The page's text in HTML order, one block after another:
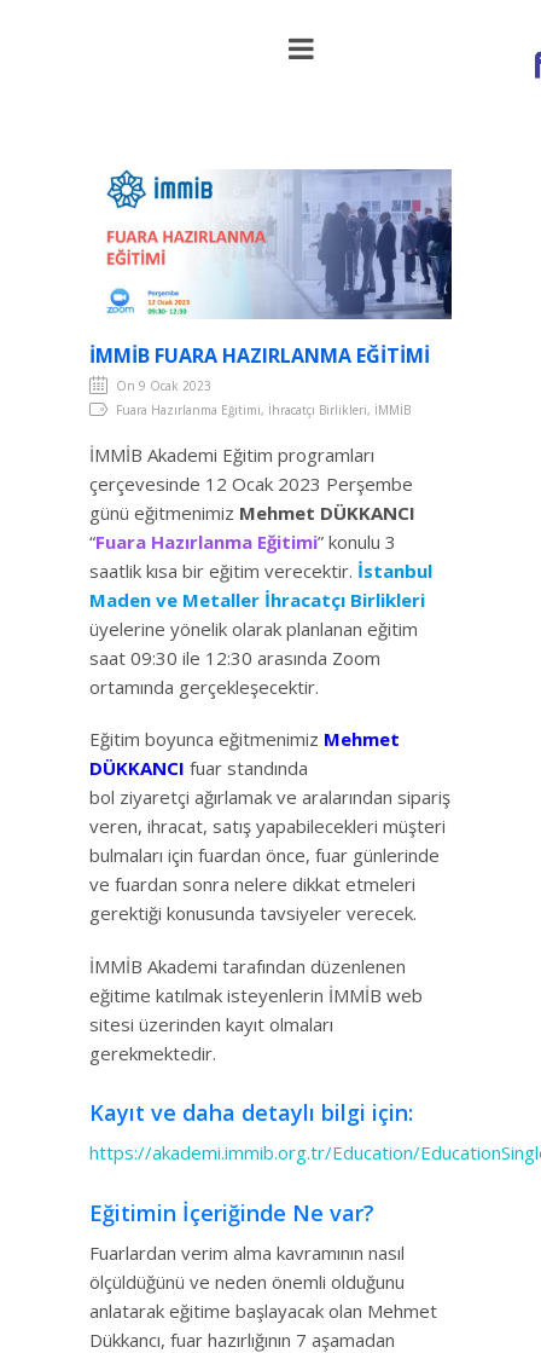
İMMİB Fuara Hazırlanma Eğitimi
İMMİB FUARA HAZIRLANMA EĞITIMI
On 9 Ocak 2023
Fuara Hazırlanma Eğitimi, İhracatçı Birlikleri, İMMİB
İMMİB Akademi Eğitim programları
çerçevesinde 12 Ocak 2023 Perşembe
günü eğitmenimiz Mehmet DÜKKANCI
“Fuara Hazırlanma Eğitimi” konulu 3
saatlik kısa bir eğitim verecektir. İstanbul
Maden ve Metaller İhracatçı Birlikleri
üyelerine yönelik olarak planlanan eğitim
saat 09:30 ile 12:30 arasında Zoom
ortamında gerçekleşecektir.
Eğitim boyunca eğitmenimiz Mehmet
DÜKKANCI fuar standında
bol ziyaretçi ağırlamak ve aralarından sipariş
veren, ihracat, satış yapabilecekleri müşteri
bulmaları için fuardan önce, fuar günlerinde
ve fuardan sonra nelere dikkat etmeleri
gerektiği konusunda tavsiyeler verecek.
İMMİB Akademi tarafından düzenlenen
eğitime katılmak isteyenlerin İMMİB web
sitesi üzerinden kayıt olmaları
gerekmektedir.
Kayıt ve daha detaylı bilgi için:
https://akademi.immib.org.tr/Education/
Eğitimin İçeriğinde Ne var?
Fuarlardan verim alma kavramının nasıl
ölçüldüğünü ve neden önemli olduğunu
anlatarak eğitime başlayacak olan Mehmet
Dükkancı, fuar hazırlığının 7 aşamadan